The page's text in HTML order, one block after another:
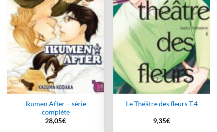
Ikumen After – série
complète
28,05€
Le Théâtre des fleurs T.4
9,35€